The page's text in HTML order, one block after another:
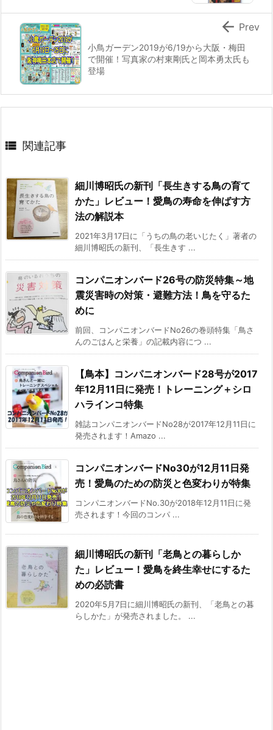
小鳥ガーデン2019が6/19から大阪・梅田
で開催！写真家の村東剛氏と岡本勇太氏も
登場
 Prev
 関連記事
細川博昭氏の新刊「長生きする鳥の育て
かた」レビュー！愛鳥の寿命を伸ばす方
法の解説本
2021年3月17日に「うちの鳥の老いじたく」著者の
細川博昭氏の新刊、「長生きす ...
コンパニオンバード26号の防災特集～地
震災害時の対策・避難方法！鳥を守るた
めに
前回、コンパニオンバードNo26の巻頭特集「鳥さ
んのごはんと栄養」の記載内容につ ...
【鳥本】コンパニオンバード28号が2017
年12月11日に発売！トレーニング＋シロ
ハラインコ特集
雑誌コンパニオンバードNo28が2017年12月11日に
発売されます！Amazo ...
コンパニオンバードNo30が12月11日発
売！愛鳥のための防災と色変わりが特集
コンパニオンバードNo.30が2018年12月11日に発
売されます！今回のコンパ ...
細川博昭氏の新刊「老鳥との暮らしか
た」レビュー！愛鳥を終生幸せにするた
めの必読書
2020年5月7日に細川博昭氏の新刊、「老鳥との暮
らしかた」が発売されました。 ...